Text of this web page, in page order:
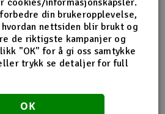
løsninger hos samme
for alvor endret
tallet, satset Norwegian
Nettbutikken modellers.no
fra hele landet å handle
ofte bare var tilgjengelige i
selskapet å drive fysisk
din brukeropplevelse,
nettsiden blir brukt og
de riktigste kampanjer og
"OK" for å gi oss samtykke
trykk se detaljer for full
OK